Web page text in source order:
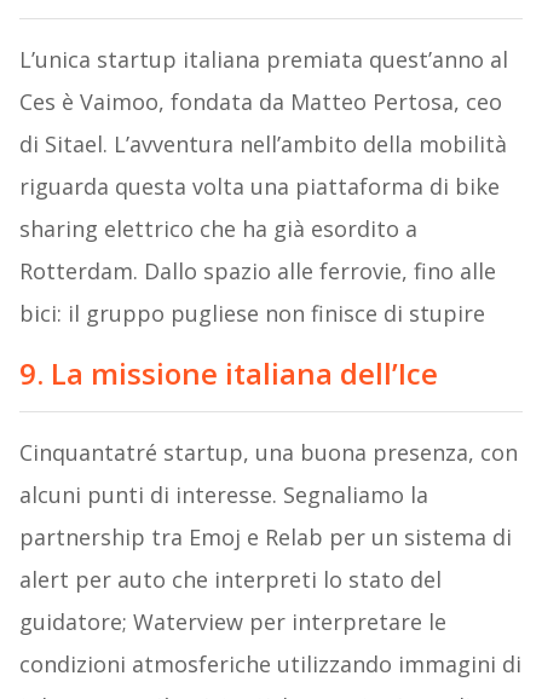
L’unica startup italiana premiata quest’anno al
Ces è Vaimoo, fondata da Matteo Pertosa, ceo
di Sitael. L’avventura nell’ambito della mobilità
riguarda questa volta una piattaforma di bike
sharing elettrico che ha già esordito a
Rotterdam. Dallo spazio alle ferrovie, fino alle
bici: il gruppo pugliese non finisce di stupire
9. La missione italiana dell’Ice
Cinquantatré startup, una buona presenza, con
alcuni punti di interesse. Segnaliamo la
partnership tra Emoj e Relab per un sistema di
alert per auto che interpreti lo stato del
guidatore; Waterview per interpretare le
condizioni atmosferiche utilizzando immagini di